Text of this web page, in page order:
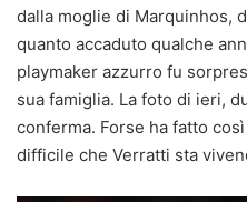
dalla moglie di Marquinhos,
quanto accaduto qualche
playmaker azzurro fu
sua famiglia. La foto di ieri,
conferma. Forse ha fatto
difficile che Verratti sta